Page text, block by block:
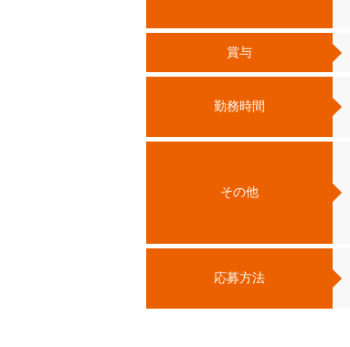
賞与
勤務時間
その他
応募方法